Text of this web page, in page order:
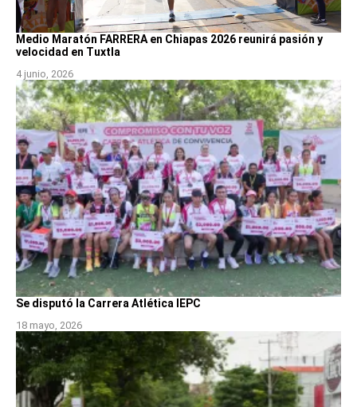
Medio Maratón FARRERA en Chiapas 2026 reunirá pasión y
velocidad en Tuxtla
4 junio, 2026
Se disputó la Carrera Atlética IEPC
18 mayo, 2026